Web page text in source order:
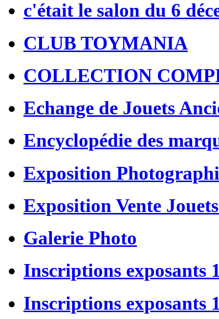
c'était le salon du 6
CLUB TOYMANIA
COLLECTION
Echange de Jouets
Encyclopédie des
Exposition
Exposition Vente
Galerie Photo
Inscriptions exposants
Inscriptions exposants